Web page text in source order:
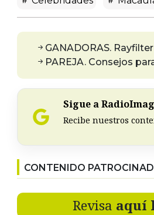
GANADORAS.
PAREJA. Consejos
Sigue a
Recibe nuestros
CONTENIDO
Revisa aquí